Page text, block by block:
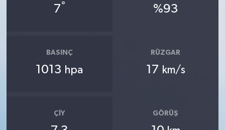
7° %93
BASINÇ
1013 hpa
RÜZGAR
17 km/s
ÇIY GÖRÜŞ